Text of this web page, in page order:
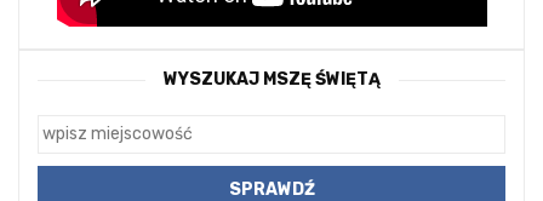
WYSZUKAJ MSZĘ ŚWIĘTĄ